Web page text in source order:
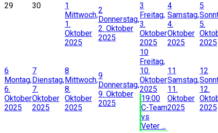
29
30
1
Mittwoch,
1.
Oktober
2025
2
Donnerstag,
2. Oktober
2025
3
Freitag,
3.
Oktober
2025
4
Samstag,
4.
Oktober
2025
5
5.
2025
6
Montag,
6.
Oktober
2025
7
Dienstag,
7.
Oktober
2025
8
Mittwoch,
8.
Oktober
2025
9
Donnerstag,
9. Oktober
2025
10
Freitag,
10.
Oktober
2025
19:00
C-Team
vs
Veter ...
11
Samstag,
11.
Oktober
2025
12
12.
2025